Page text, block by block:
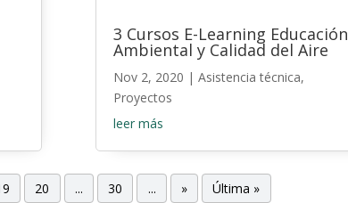
3 Cursos E-Learning Educación
Ambiental y Calidad del Aire
Nov 2, 2020 | Asistencia técnica,
Proyectos
leer más
20 ... 30 ... » Última »